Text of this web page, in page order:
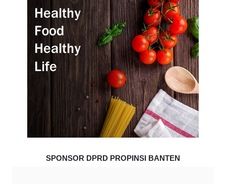
SPONSOR DPRD PROPINSI BANTEN